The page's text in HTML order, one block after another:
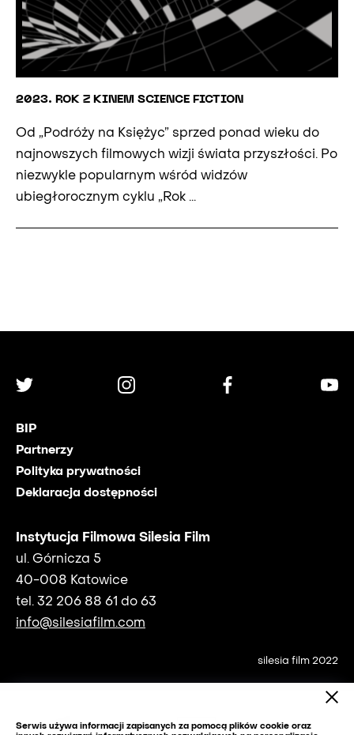
2023. ROK Z KINEM SCIENCE FICTION
Od „Podróży na Księżyc” sprzed ponad wieku do
najnowszych filmowych wizji świata przyszłości. Po
niezwykle popularnym wśród widzów
ubiegłorocznym cyklu „Rok ...
Instytucja Filmowa Silesia Film
ul. Górnicza 5
40-008 Katowice
tel. 32 206 88 61 do 63
info@silesiafilm.com
BIP
Partnerzy
Polityka prywatności
Deklaracja dostępności
silesia film 2022
Serwis używa informacji zapisanych za pomocą plików cookie oraz